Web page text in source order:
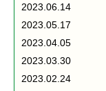
2023.06.14
2023.05.17
2023.04.05
2023.03.30
2023.02.24